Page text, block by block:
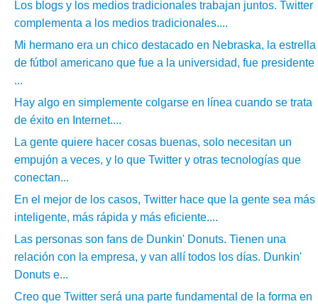
Los blogs y los medios tradicionales trabajan juntos. Twitter
complementa a los medios tradicionales....
Mi hermano era un chico destacado en Nebraska, la estrella
de fútbol americano que fue a la universidad, fue presidente
...
Hay algo en simplemente colgarse en línea cuando se trata
de éxito en Internet....
La gente quiere hacer cosas buenas, solo necesitan un
empujón a veces, y lo que Twitter y otras tecnologías que
conectan...
En el mejor de los casos, Twitter hace que la gente sea más
inteligente, más rápida y más eficiente....
Las personas son fans de Dunkin' Donuts. Tienen una
relación con la empresa, y van allí todos los días. Dunkin'
Donuts e...
Creo que Twitter será una parte fundamental de la forma en